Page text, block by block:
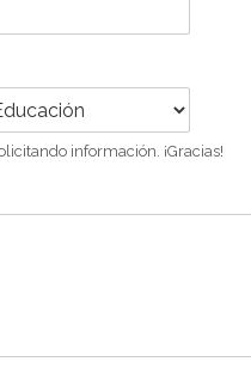
información. ¡Gracias!